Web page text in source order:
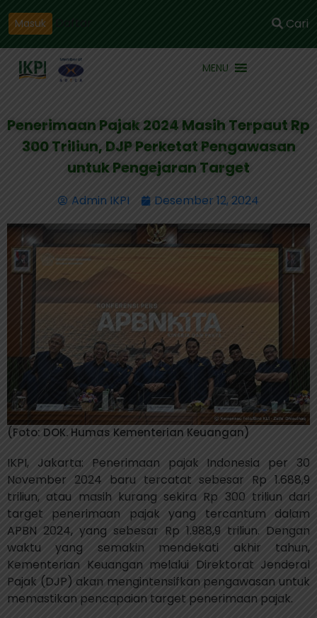
Masuk Cari
MENU
Penerimaan Pajak 2024 Masih Terpaut Rp
300 Triliun, DJP Perketat Pengawasan
untuk Pengejaran Target
Admin IKPI Desember 12, 2024
(Foto: DOK. Humas Kementerian Keuangan)
IKPI, Jakarta: Penerimaan pajak Indonesia per 30
November 2024 baru tercatat sebesar Rp 1.688,9
triliun, atau masih kurang sekira Rp 300 triliun dari
target penerimaan pajak yang tercantum dalam
APBN 2024, yang sebesar Rp 1.988,9 triliun. Dengan
waktu yang semakin mendekati akhir tahun,
Kementerian Keuangan melalui Direktorat Jenderal
Pajak (DJP) akan mengintensifkan pengawasan untuk
memastikan pencapaian target penerimaan pajak.